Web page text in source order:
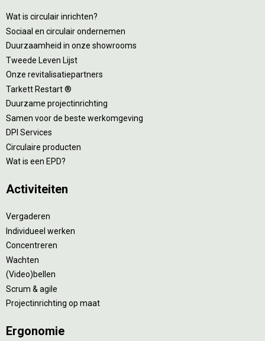
Wat is circulair inrichten?
Sociaal en circulair ondernemen
Duurzaamheid in onze showrooms
Tweede Leven Lijst
Onze revitalisatiepartners
Tarkett Restart ®
Duurzame projectinrichting
Samen voor de beste werkomgeving
DPI Services
Circulaire producten
Wat is een EPD?
Activiteiten
Vergaderen
Individueel werken
Concentreren
Wachten
(Video)bellen
Scrum & agile
Projectinrichting op maat
Ergonomie